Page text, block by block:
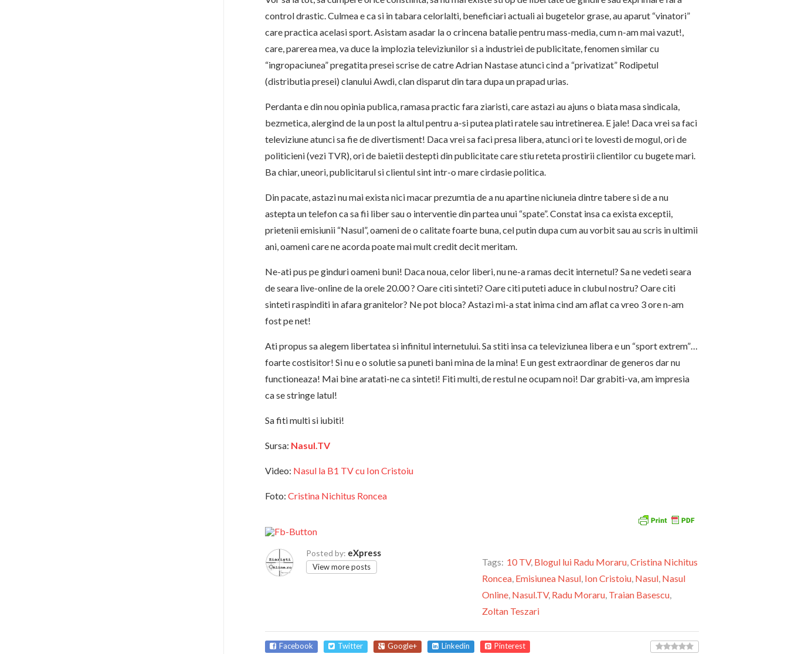
control drastic. Culmea e ca si in tabara celorlalti, beneficiari actuali ai bugetelor grase, au aparut “vinatori”
care practica acelasi sport. Asistam asadar la o crincena batalie pentru mass-media, cum n-am mai vazut!,
care, parerea mea, va duce la implozia televiziunilor si a industriei de publicitate, fenomen similar cu
“ingropaciunea” pregatita presei scrise de catre Adrian Nastase atunci cind a “privatizat” Rodipetul
(distributia presei) clanului Awdi, clan disparut din tara dupa un prapad urias.
Perdanta e din nou opinia publica, ramasa practic fara ziaristi, care astazi au ajuns o biata masa sindicala,
bezmetica, alergind de la un post la altul pentru a-si putea plati ratele sau intretinerea. E jale! Daca vrei sa faci
televiziune atunci sa fie de divertisment! Daca vrei sa faci presa libera, atunci ori te lovesti de mogul, ori de
politicieni (vezi TVR), ori de baietii destepti din publicitate care stiu reteta prostirii clientilor cu bugete mari.
Ba chiar, uneori, publicitarul si clientul sint intr-o mare cirdasie politica.
Din pacate, astazi nu mai exista nici macar prezumtia de a nu apartine niciuneia dintre tabere si de a nu
astepta un telefon ca sa fii liber sau o interventie din partea unui “spate”. Constat insa ca exista exceptii,
prietenii emisiunii “Nasul”, oameni de o calitate foarte buna, cel putin dupa cum au vorbit sau au scris in ultimii
ani, oameni care ne acorda poate mai mult credit decit meritam.
Ne-ati pus pe ginduri oameni buni! Daca noua, celor liberi, nu ne-a ramas decit internetul? Sa ne vedeti seara
de seara live-online de la orele 20.00 ? Oare citi sinteti? Oare citi puteti aduce in clubul nostru? Oare citi
sinteti raspinditi in afara granitelor? Ne pot bloca? Astazi mi-a stat inima cind am aflat ca vreo 3 ore n-am
fost pe net!
Ati propus sa alegem libertatea si infinitul internetului. Sa stiti insa ca televiziunea libera e un “sport extrem”…
foarte costisitor! Si nu e o solutie sa puneti bani mina de la mina! E un gest extraordinar de generos dar nu
functioneaza! Mai bine aratati-ne ca sinteti! Fiti multi, de restul ne ocupam noi! Dar grabiti-va, am impresia
ca se stringe latul!
Sa fiti multi si iubiti!
Sursa: Nasul.TV
Video: Nasul la B1 TV cu Ion Cristoiu
Foto: Cristina Nichitus Roncea
Posted by: eXpress
View more posts Tags: 10 TV, Blogul lui Radu Moraru,Cristina Nichitus
Roncea, Emisiunea Nasul, Ion Cristoiu, Nasul, Nasul
Online, Nasul.TV, Radu Moraru, Traian Basescu,
Zoltan Teszari
Facebook Twitter Google+ Linkedin Pinterest